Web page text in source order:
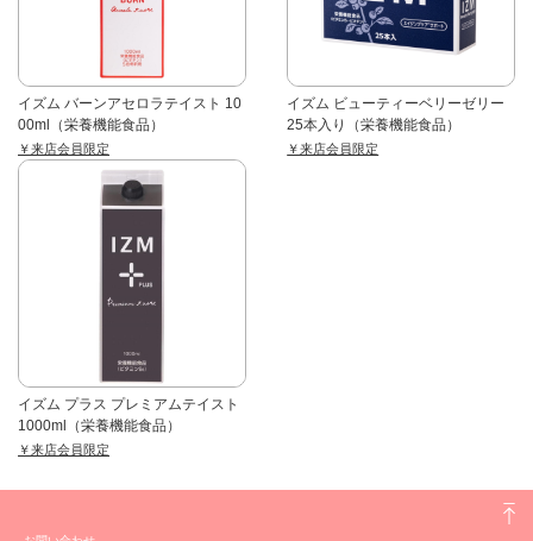
イズム バーンアセロラテイスト 10
00ml（栄養機能食品）
￥来店会員限定
イズム ビューティーベリーゼリー
25本入り（栄養機能食品）
￥来店会員限定
イズム プラス プレミアムテイスト
1000ml（栄養機能食品）
￥来店会員限定